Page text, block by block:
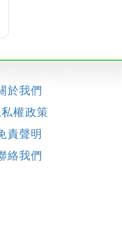
於我們
私權政策
責聲明
絡我們